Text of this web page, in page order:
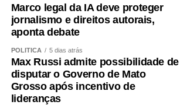
Marco legal da IA deve proteger
jornalismo e direitos autorais,
aponta debate
POLÍTICA 5 dias atrás
Max Russi admite possibilidade de
disputar o Governo de Mato
Grosso após incentivo de
lideranças